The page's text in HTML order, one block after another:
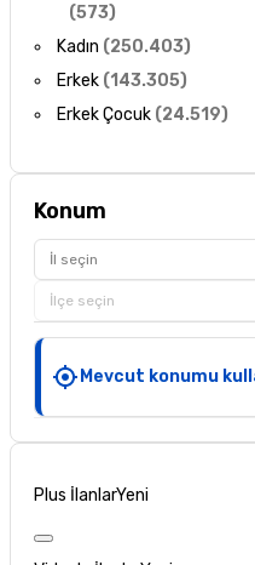
(573)
Kadın (250.403)
Erkek (143.305)
Erkek Çocuk (24.519)
Konum
İl seçin
İlçe seçin
Mevcut konumu
Plus İlanlarYeni